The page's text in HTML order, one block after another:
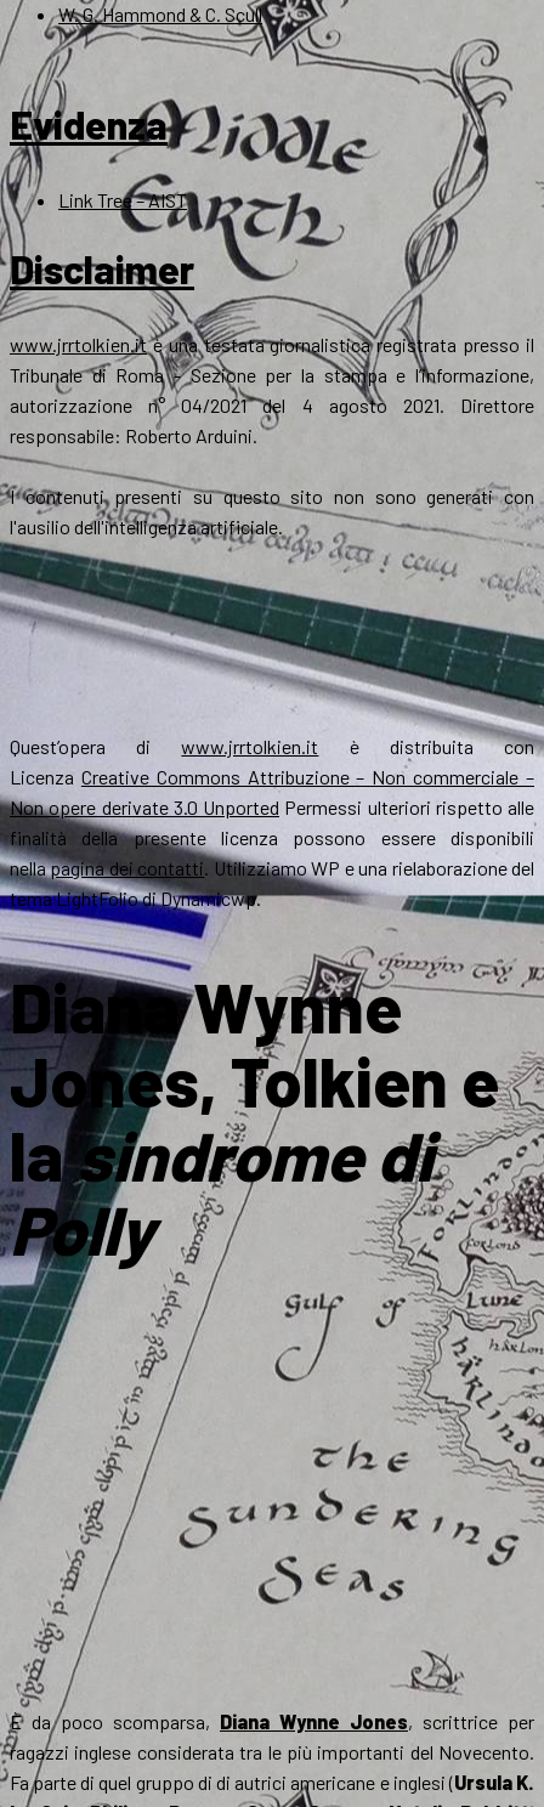
W. G. Hammond & C. Scull
Evidenza
Link Tree – AIST
Disclaimer
www.jrrtolkien.itè una testata giornalistica registrata presso il
Tribunale di Roma - Sezione per la stampa e l’informazione,
autorizzazione n° 04/2021 del 4 agosto 2021. Direttore
responsabile: Roberto Arduini.
I contenuti presenti su questo sito non sono generati con
l'ausilio dell'intelligenza artificiale.
Quest’opera diwww.jrrtolkien.it è distribuita con
Licenza Creative Commons Attribuzione – Non commerciale –
Non opere derivate 3.0 Unported Permessi ulteriori rispetto alle
finalità della presente licenza possono essere disponibili
nellapagina dei contatti. Utilizziamo WP e una rielaborazione del
tema LightFolio di Dynamicwp.
Diana Wynne
Jones, Tolkien e
lasindrome di
Polly
È da poco scomparsa, Diana Wynne Jones, scrittrice per
ragazzi inglese considerata tra le più importanti del Novecento.
Fa parte di quel gruppo di di autrici americane e inglesi (Ursula K.